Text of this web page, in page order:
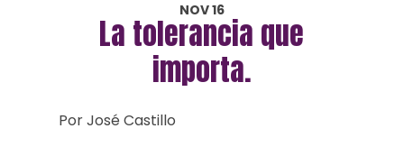
NOV 16
La tolerancia que
importa.
Por José Castillo